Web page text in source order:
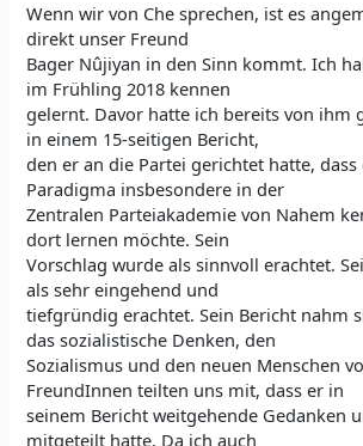
Wenn wir von Che sprechen, ist es
direkt unser Freund
Bager Nûjiyan in den Sinn kommt. Ich
im Frühling 2018 kennen
gelernt. Davor hatte ich bereits von ihm
in einem 15-seitigen Bericht,
den er an die Partei gerichtet hatte, dass
Paradigma insbesondere in der
Zentralen Parteiakademie von Nahem
dort lernen möchte. Sein
Vorschlag wurde als sinnvoll erachtet.
als sehr eingehend und
tiefgründig erachtet. Sein Bericht nahm
das sozialistische Denken, den
Sozialismus und den neuen Menschen
FreundInnen teilten uns mit, dass er in
seinem Bericht weitgehende Gedanken
mitgeteilt hatte. Da ich auch